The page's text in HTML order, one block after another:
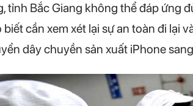
tỉnh Bắc Giang không thể đáp ứng
biết cần xem xét lại sự an toàn đi lại
dây chuyền sản xuất iPhone